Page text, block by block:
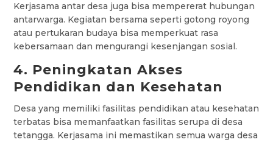
Kerjasama antar desa juga bisa mempererat hubungan
antarwarga. Kegiatan bersama seperti gotong royong
atau pertukaran budaya bisa memperkuat rasa
kebersamaan dan mengurangi kesenjangan sosial.
4. Peningkatan Akses
Pendidikan dan Kesehatan
Desa yang memiliki fasilitas pendidikan atau kesehatan
terbatas bisa memanfaatkan fasilitas serupa di desa
tetangga. Kerjasama ini memastikan semua warga desa